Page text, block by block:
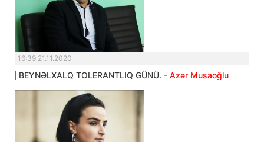
16:39 21.11.2020
BEYNƏLXALQ TOLERANTLIQ GÜNÜ. - Azər Musaoğlu